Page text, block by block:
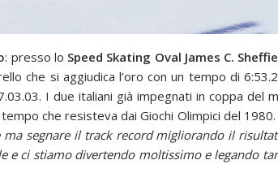
: presso lo Speed Skating Oval James C.
che si aggiudica l’oro con un tempo di
I due italiani già impegnati in coppa
che resisteva dai Giochi Olimpici del 1980.
segnare il track record migliorando il
e ci stiamo divertendo moltissimo e legando